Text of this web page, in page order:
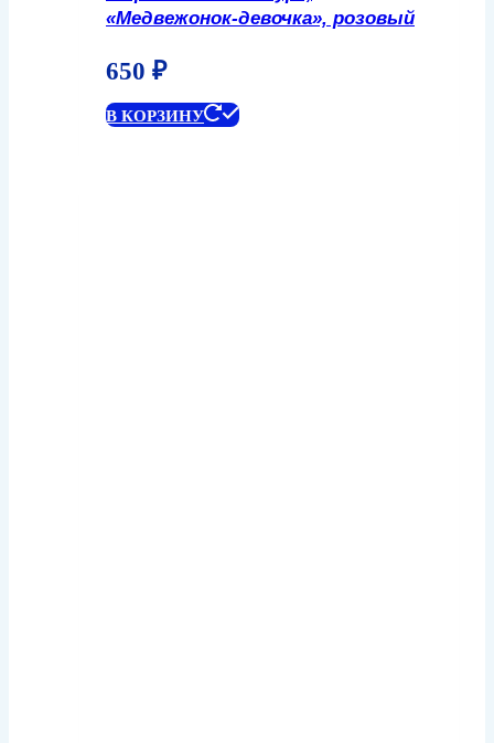
«Медвежонок-девочка», розовый
650 ₽
В КОРЗИНУ